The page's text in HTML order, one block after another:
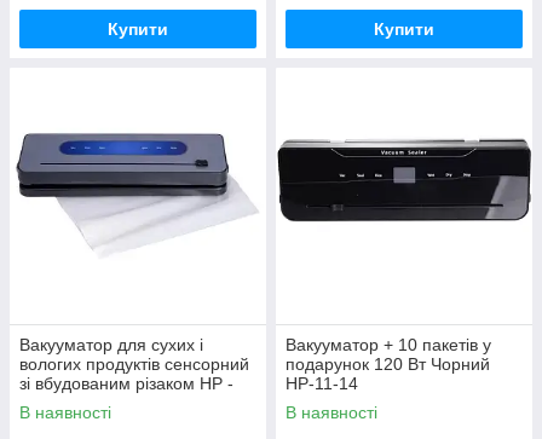
Купити Купити
Вакууматор для сухих і
вологих продуктів сенсорний
зі вбудованим різаком HP -
11-5
В наявності
Вакууматор + 10 пакетів у
подарунок 120 Вт Чорний
HP-11-14
В наявності